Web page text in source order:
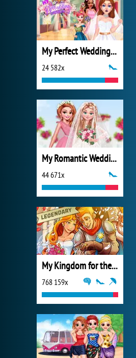
My Perfect Wedding Planner
24 582x
My Romantic Wedding
44 671x
My Kingdom for the Princess Plná verze
768 159x